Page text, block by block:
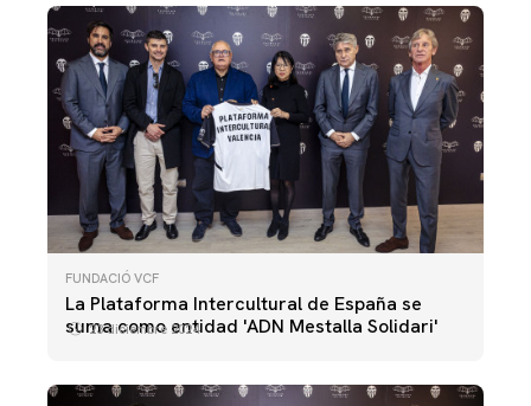
FUNDACIÓ VCF
La Plataforma Intercultural de España se
suma como entidad 'ADN Mestalla Solidari'
23 diciembre 2024